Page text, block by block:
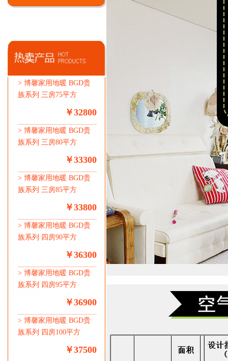
> 博馨家用地暖 BGD贵
族系列 三房75平方
￥32800
> 博馨家用地暖 BGD贵
族系列 三房80平方
￥33300
> 博馨家用地暖 BGD贵
族系列 三房85平方
￥33800
> 博馨家用地暖 BGD贵
族系列 四房90平方
￥36300
> 博馨家用地暖 BGD贵
族系列 四房95平方
￥36900
> 博馨家用地暖 BGD贵
族系列 四房100平方
￥37500